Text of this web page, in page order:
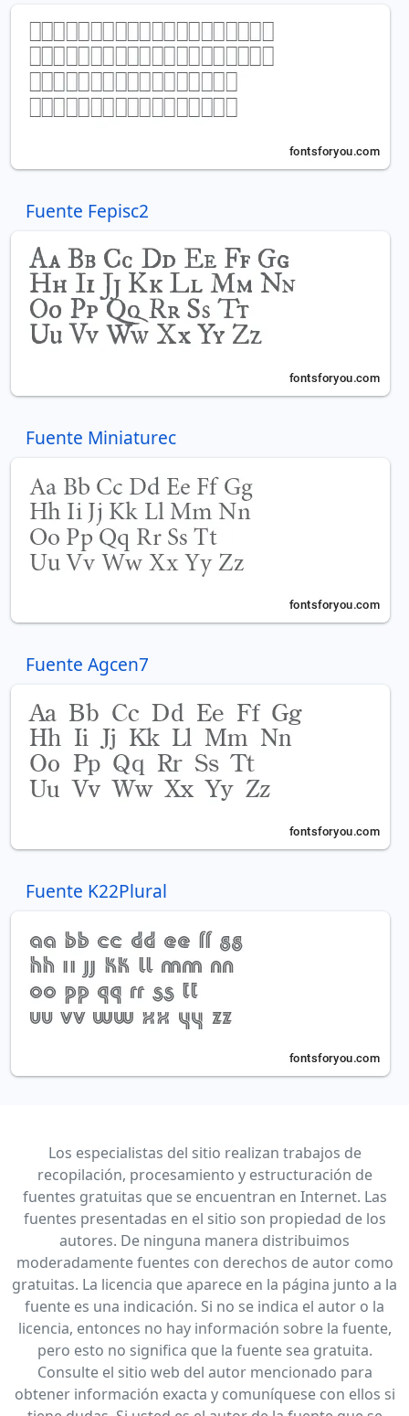
Fuente Fepisc2
Fuente Miniaturec
Fuente Agcen7
Fuente K22Plural
Los especialistas del sitio realizan trabajos de
recopilación, procesamiento y estructuración de
fuentes gratuitas que se encuentran en Internet. Las
fuentes presentadas en el sitio son propiedad de los
autores. De ninguna manera distribuimos
moderadamente fuentes con derechos de autor como
gratuitas. La licencia que aparece en la página junto a la
fuente es una indicación. Si no se indica el autor o la
licencia, entonces no hay información sobre la fuente,
pero esto no significa que la fuente sea gratuita.
Consulte el sitio web del autor mencionado para
obtener información exacta y comuníquese con ellos si